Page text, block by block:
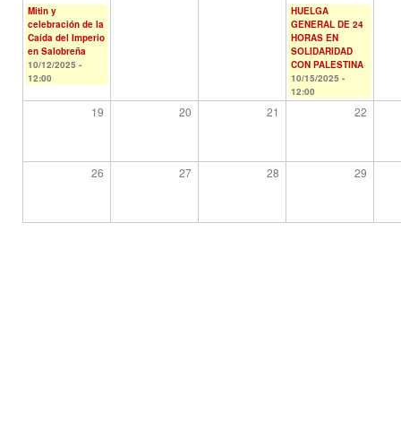
Mitin y
celebración de la
Caída del Imperio
en Salobreña
10/12/2025 -
12:00
HUELGA
GENERAL DE 24
HORAS EN
SOLIDARIDAD
CON PALESTINA
10/15/2025 -
12:00
19 20 21 22
26 27 28 29